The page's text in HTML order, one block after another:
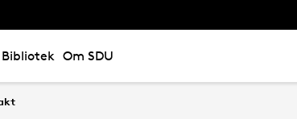
Bibliotek Om SDU